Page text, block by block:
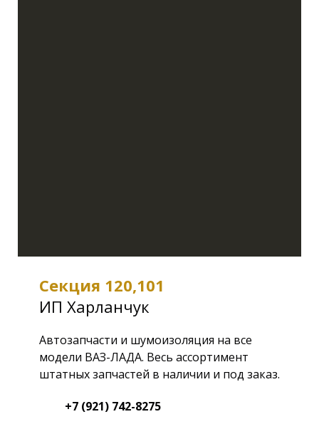
Секция 120,101
ИП Харланчук
Автозапчасти и шумоизоляция на все
модели ВАЗ-ЛАДА. Весь ассортимент
штатных запчастей в наличии и под заказ.
+7 (921) 742-8275